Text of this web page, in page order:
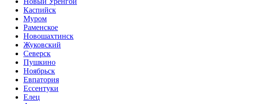
Каспийск
Муром
Раменское
Новошахтинск
Жуковский
Северск
Пушкино
Ноябрьск
Евпатория
Ессентуки
Елец